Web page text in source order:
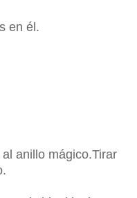
en él.
anillo mágico.Tirar